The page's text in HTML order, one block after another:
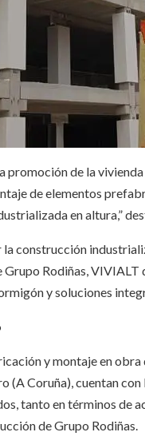
promoción de la
de elementos
en altura,”
la construcción
Rodiñas,
y soluciones
y montaje en
Coruña), cuentan
tanto en términos de
de Grupo Rodiñas.